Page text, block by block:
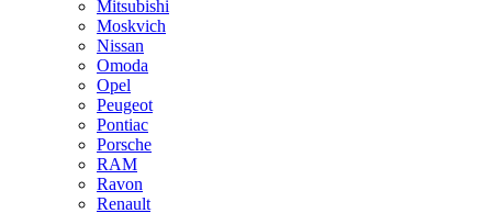
Mitsubishi
Moskvich
Nissan
Omoda
Opel
Peugeot
Pontiac
Porsche
RAM
Ravon
Renault